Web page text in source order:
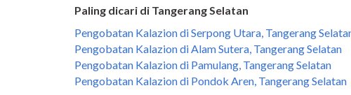
Paling dicari di Tangerang Selatan
Pengobatan Kalazion di Serpong Utara, Tangerang
Pengobatan Kalazion di Alam Sutera, Tangerang Selatan
Pengobatan Kalazion di Pamulang, Tangerang Selatan
Pengobatan Kalazion di Pondok Aren, Tangerang Selatan